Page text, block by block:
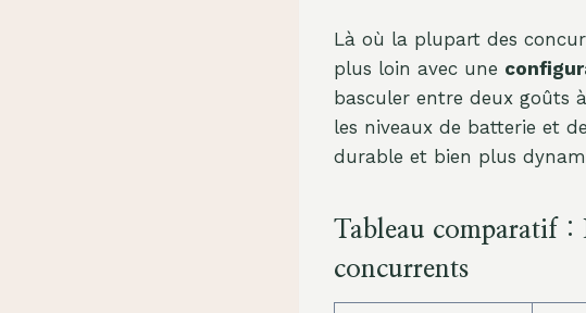
Là où la plupart des
plus loin avec une
basculer entre deux goûts
les niveaux de batterie et
durable et bien plus
Tableau comparatif :
concurrents